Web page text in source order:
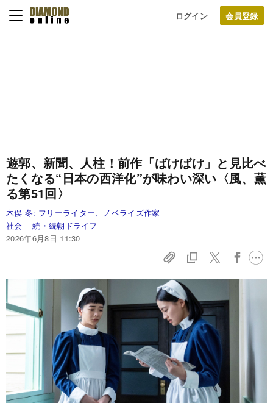
ログイン
遊郭、新聞、人柱！前作「ばけばけ」と見比べ
たくなる“日本の西洋化”が味わい深い〈風、薫
る第51回〉
木俣 冬: フリーライター、ノベライズ作家
社会
続・続朝ドライフ
2026年6月8日 11:30